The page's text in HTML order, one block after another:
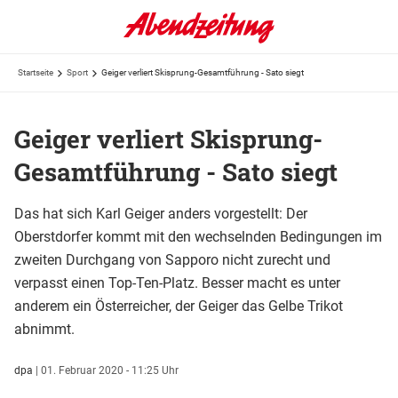
Startseite Sport Geiger verliert Skisprung-Gesamtführung - Sato siegt
Geiger verliert Skisprung-
Gesamtführung - Sato siegt
Das hat sich Karl Geiger anders vorgestellt: Der
Oberstdorfer kommt mit den wechselnden Bedingungen im
zweiten Durchgang von Sapporo nicht zurecht und
verpasst einen Top-Ten-Platz. Besser macht es unter
anderem ein Österreicher, der Geiger das Gelbe Trikot
abnimmt.
dpa | 01. Februar 2020 - 11:25 Uhr